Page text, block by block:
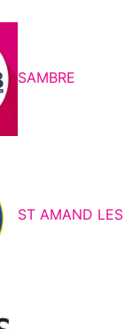
SAMBRE
ST AMAND LES